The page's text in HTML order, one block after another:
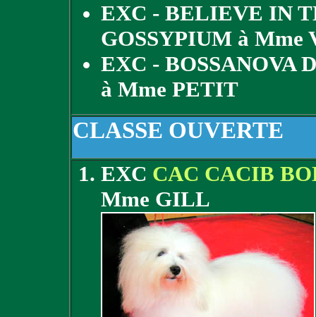
EXC - BELIEVE IN
GOSSYPIUM à Mme
EXC - BOSSANOVA
à Mme PETIT
CLASSE OUVERTE
EXC CAC CACIB
Mme GILL